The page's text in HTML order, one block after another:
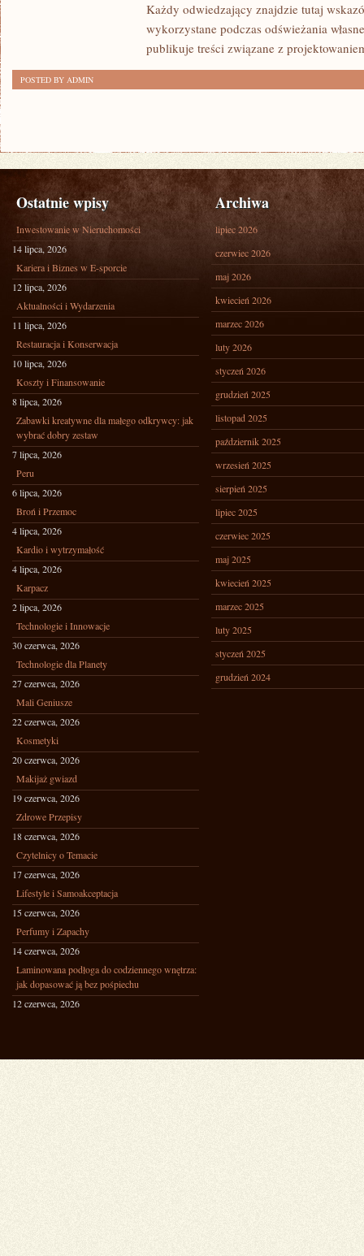
Każdy odwiedzający znajdzie tutaj
wykorzystane podczas odświeżania
publikuje treści związane z
POSTED BY ADMIN
Ostatnie wpisy
Inwestowanie w Nieruchomości
14 lipca, 2026
Kariera i Biznes w E-sporcie
12 lipca, 2026
Aktualności i Wydarzenia
11 lipca, 2026
Restauracja i Konserwacja
10 lipca, 2026
Koszty i Finansowanie
8 lipca, 2026
Zabawki kreatywne dla małego odkrywcy: jak
wybrać dobry zestaw
7 lipca, 2026
Peru
6 lipca, 2026
Broń i Przemoc
4 lipca, 2026
Kardio i wytrzymałość
4 lipca, 2026
Karpacz
2 lipca, 2026
Technologie i Innowacje
30 czerwca, 2026
Technologie dla Planety
27 czerwca, 2026
Mali Geniusze
22 czerwca, 2026
Kosmetyki
20 czerwca, 2026
Makijaż gwiazd
19 czerwca, 2026
Zdrowe Przepisy
18 czerwca, 2026
Czytelnicy o Temacie
17 czerwca, 2026
Lifestyle i Samoakceptacja
15 czerwca, 2026
Perfumy i Zapachy
14 czerwca, 2026
Laminowana podłoga do codziennego wnętrza:
jak dopasować ją bez pośpiechu
12 czerwca, 2026
Archiwa
lipiec 2026
czerwiec 2026
maj 2026
kwiecień 2026
marzec 2026
luty 2026
styczeń 2026
grudzień 2025
listopad 2025
październik 2025
wrzesień 2025
sierpień 2025
lipiec 2025
czerwiec 2025
maj 2025
kwiecień 2025
marzec 2025
luty 2025
styczeń 2025
grudzień 2024